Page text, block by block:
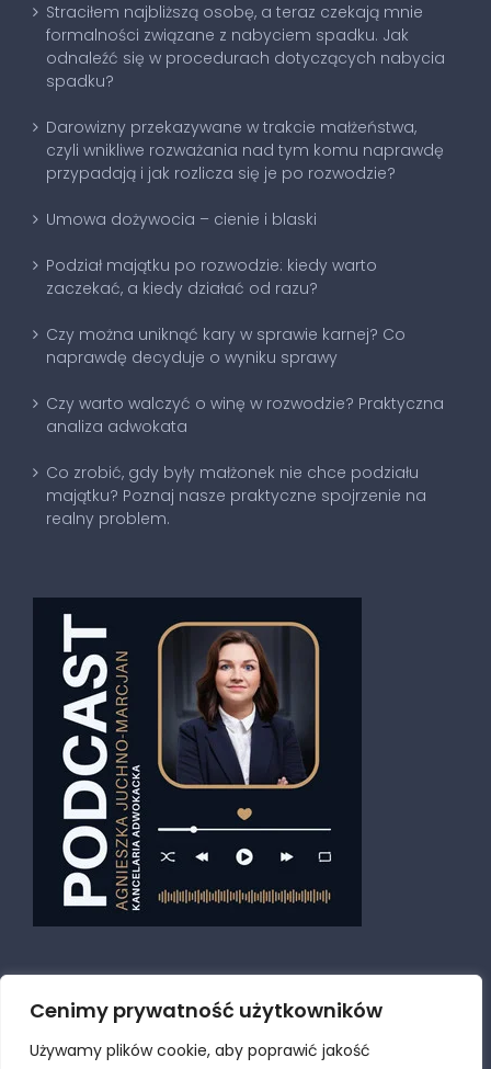
Cenimy prywatność użytkowników
Używamy plików cookie, aby poprawić jakość
Straciłem najbliższą osobę, a teraz czekają mnie
formalności związane z nabyciem spadku. Jak
odnaleźć się w procedurach dotyczących nabycia
spadku?
Darowizny przekazywane w trakcie małżeństwa,
czyli wnikliwe rozważania nad tym komu naprawdę
przypadają i jak rozlicza się je po rozwodzie?
Umowa dożywocia – cienie i blaski
Podział majątku po rozwodzie: kiedy warto
zaczekać, a kiedy działać od razu?
Czy można uniknąć kary w sprawie karnej? Co
naprawdę decyduje o wyniku sprawy
Czy warto walczyć o winę w rozwodzie? Praktyczna
analiza adwokata
Co zrobić, gdy były małżonek nie chce podziału
majątku? Poznaj nasze praktyczne spojrzenie na
realny problem.